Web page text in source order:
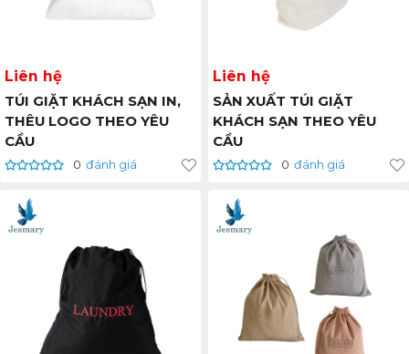
Liên hệ
TÚI GIẶT KHÁCH SẠN IN,
THÊU LOGO THEO YÊU
CẦU
0 đánh giá
Liên hệ
SẢN XUẤT TÚI GIẶT
KHÁCH SẠN THEO YÊU
CẦU
0 đánh giá